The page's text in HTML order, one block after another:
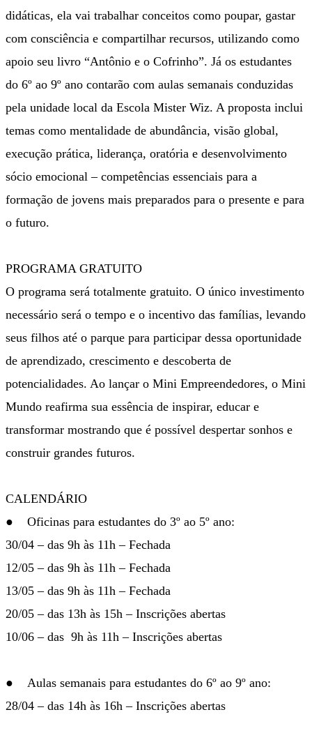
didáticas, ela vai trabalhar conceitos como poupar, gastar
com consciência e compartilhar recursos, utilizando como
apoio seu livro “Antônio e o Cofrinho”. Já os estudantes
do 6º ao 9º ano contarão com aulas semanais conduzidas
pela unidade local da Escola Mister Wiz. A proposta inclui
temas como mentalidade de abundância, visão global,
execução prática, liderança, oratória e desenvolvimento
sócio emocional – competências essenciais para a
formação de jovens mais preparados para o presente e para
o futuro.
PROGRAMA GRATUITO
O programa será totalmente gratuito. O único investimento
necessário será o tempo e o incentivo das famílias, levando
seus filhos até o parque para participar dessa oportunidade
de aprendizado, crescimento e descoberta de
potencialidades. Ao lançar o Mini Empreendedores, o Mini
Mundo reafirma sua essência de inspirar, educar e
transformar mostrando que é possível despertar sonhos e
construir grandes futuros.
CALENDÁRIO
● Oficinas para estudantes do 3º ao 5º ano:
30/04 – das 9h às 11h – Fechada
12/05 – das 9h às 11h – Fechada
13/05 – das 9h às 11h – Fechada
20/05 – das 13h às 15h – Inscrições abertas
10/06 – das 9h às 11h – Inscrições abertas
● Aulas semanais para estudantes do 6º ao 9º ano:
28/04 – das 14h às 16h – Inscrições abertas